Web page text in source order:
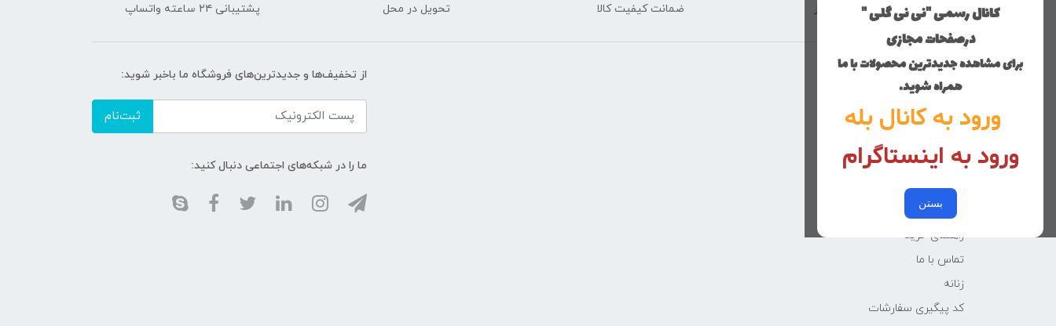
کانال رسمی "نی نی گلی "
درصفحات مجازی
برای مشاهده جدیدترین محصولات با ما
همراه شوید.
ورود به کانال بله
ورود به اینستاگرام
بستن
ارسال با پست پیشتاز ضمانت کیفیت کالا تحویل در محل پشتیبانی ۲۴ ساعته واتساپ
منوی وب‌سایت
محصولات
دخترانه
پسرانه
کوچولوهای نی نی گلی
راهنمای خرید
تماس با ما
زنانه
کد پیگیری سفارشات
از تخفیف‌ها و جدیدترین‌های فروشگاه ما باخبر شوید:
ثبت‌نام
ما را در شبکه‌های اجتماعی دنبال کنید: